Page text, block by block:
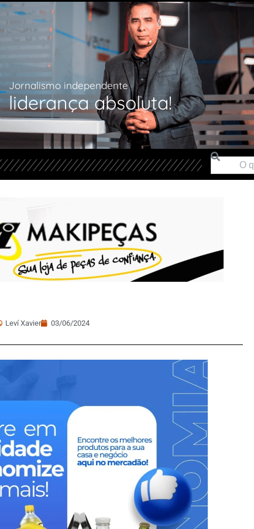
Jornalismo independente
liderança absoluta!
Leví Xavier 03/06/2024